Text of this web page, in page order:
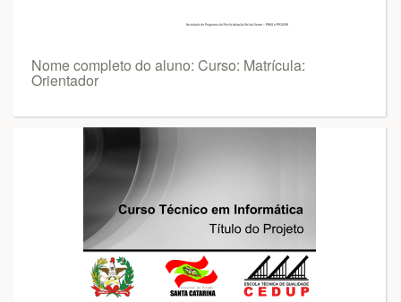
Nome completo do aluno: Curso: Matrícula:
Orientador